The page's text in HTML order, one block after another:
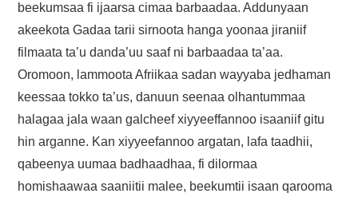
beekumsaa fi ijaarsa cimaa barbaadaa. Addunyaan
akeekota Gadaa tarii sirnoota hanga yoonaa jiraniif
filmaata ta’u danda’uu saaf ni barbaadaa ta’aa.
Oromoon, lammoota Afriikaa sadan wayyaba jedhaman
keessaa tokko ta’us, danuun seenaa olhantummaa
halagaa jala waan galcheef xiyyeeffannoo isaaniif gitu
hin arganne. Kan xiyyeefannoo argatan, lafa taadhii,
qabeenya uumaa badhaadhaa, fi dilormaa
homishaawaa saaniitii malee, beekumtii isaan qarooma